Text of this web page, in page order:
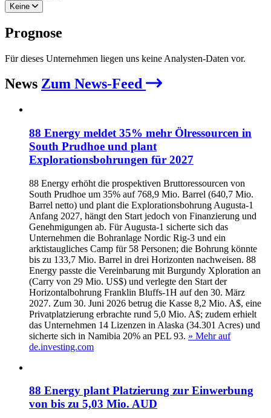
Keine
Prognose
Für dieses Unternehmen liegen uns keine Analysten-Daten vor.
News Zum News-Feed
88 Energy meldet 35% mehr Ölressourcen in
South Prudhoe und plant
Explorationsbohrungen für 2027
88 Energy erhöht die prospektiven Bruttoressourcen von
South Prudhoe um 35% auf 768,9 Mio. Barrel (640,7 Mio.
Barrel netto) und plant die Explorationsbohrung Augusta-1
Anfang 2027, hängt den Start jedoch von Finanzierung und
Genehmigungen ab. Für Augusta-1 sicherte sich das
Unternehmen die Bohranlage Nordic Rig-3 und ein
arktistaugliches Camp für 58 Personen; die Bohrung könnte
bis zu 133,7 Mio. Barrel in drei Horizonten nachweisen. 88
Energy passte die Vereinbarung mit Burgundy Xploration an
(Carry von 29 Mio. US$) und verlegte den Start der
Horizontalbohrung Franklin Bluffs-1H auf den 30. März
2027. Zum 30. Juni 2026 betrug die Kasse 8,2 Mio. A$, eine
Privatplatzierung erbrachte rund 5,0 Mio. A$; zudem erhielt
das Unternehmen 14 Lizenzen in Alaska (34.301 Acres) und
sicherte sich in Namibia 20% an PEL 93. » Mehr auf
de.investing.com
88 Energy plant Platzierung zur Einwerbung
von bis zu 5,03 Mio. AUD